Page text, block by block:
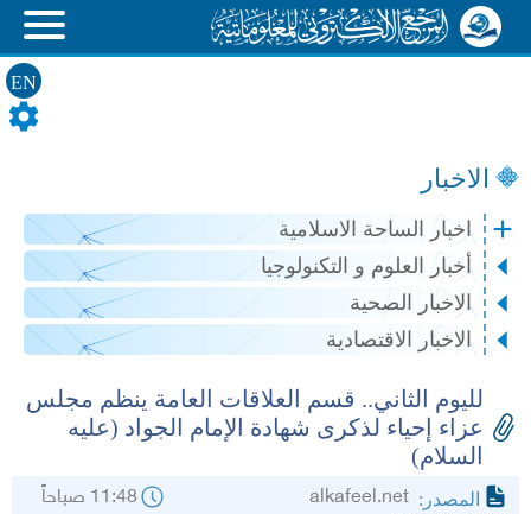
EN
الاخبار
اخبار الساحة الاسلامية
أخبار العلوم و التكنولوجيا
الاخبار الصحية
الاخبار الاقتصادية
لليوم الثاني.. قسم العلاقات العامة ينظم مجلس
عزاء إحياء لذكرى شهادة الإمام الجواد (عليه
السلام)
المصدر: 11:48 صباحاً